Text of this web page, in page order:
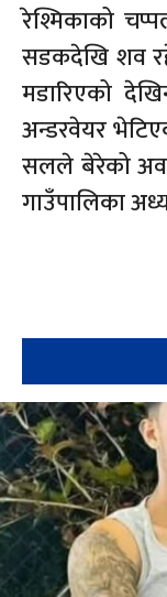
रेश्मिकाको
सडकदेखि शव
मडारिएको
अन्डरवेयर
सलले बेरेको
गाउँपालिका